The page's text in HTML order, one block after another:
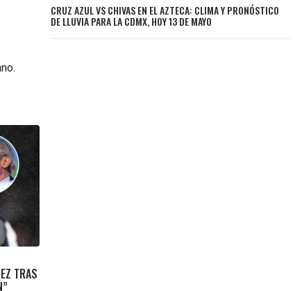
TRAS
CRUZ AZUL VS CHIVAS EN EL AZTECA: CLIMA Y PRONÓSTICO
DE LLUVIA PARA LA CDMX, HOY 13 DE MAYO